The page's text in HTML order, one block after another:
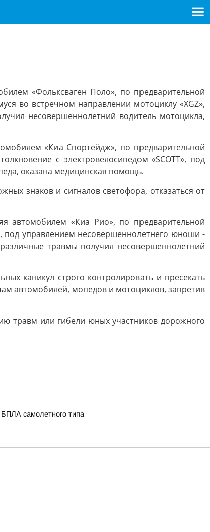
«Фольксваген Поло», по предварительной
во встречном направлении мотоциклу «XGZ»,
несовершеннолетний водитель мотоцикла,
«Киа Спортейдж», по предварительной
с электровелосипедом «SCOTT», под
оказана медицинская помощь.
знаков и сигналов светофора, отказаться от
«Киа Рио», по предварительной
управлением несовершеннолетнего юноши -
травмы получил несовершеннолетний
каникул строго контролировать и пресекать
автомобилей, мопедов и мотоциклов, запретив
травм или гибели юных участников дорожного
самолетного типа